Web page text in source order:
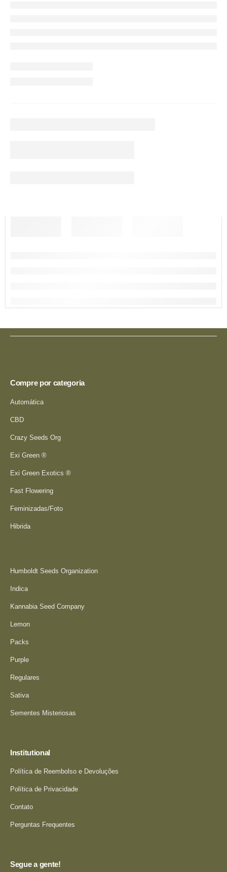
Compre por categoria
Automática
CBD
Crazy Seeds Org
Exi Green ®
Exi Green Exotics ®
Fast Flowering
Feminizadas/Foto
Hibrida
Humboldt Seeds Organization
Indica
Kannabia Seed Company
Lemon
Packs
Purple
Regulares
Sativa
Sementes Misteriosas
Institutional
Política de Reembolso e Devoluções
Política de Privacidade
Contato
Perguntas Frequentes
Segue a gente!